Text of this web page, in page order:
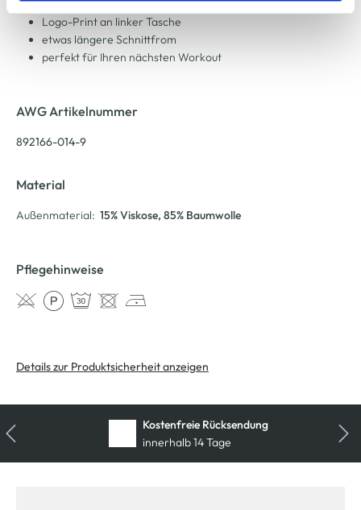
Cookie-Hinweisbzw. derDatenschutzerklärung.
zwei seitliche Eingriffstaschen
Logo-Print an linker Tasche
etwas längere Schnittfrom
perfekt für Ihren nächsten Workout
AWG Artikelnummer
892166-014-9
Material
Außenmaterial: 15% Viskose, 85% Baumwolle
Pflegehinweise
Details zur Produktsicherheit anzeigen
Kostenfreie Rücksendung
innerhalb 14 Tage